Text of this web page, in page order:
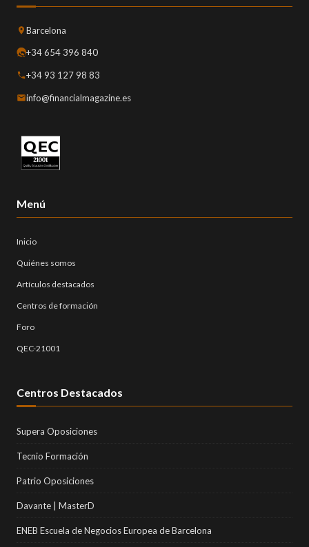
Barcelona
+34 654 396 840
+34 93 127 98 83
info@financialmagazine.es
Menú
Inicio
Quiénes somos
Artículos destacados
Centros de formación
Foro
QEC-21001
Centros Destacados
Supera Oposiciones
Tecnio Formación
Patrio Oposiciones
Davante | MasterD
ENEB Escuela de Negocios Europea de Barcelona